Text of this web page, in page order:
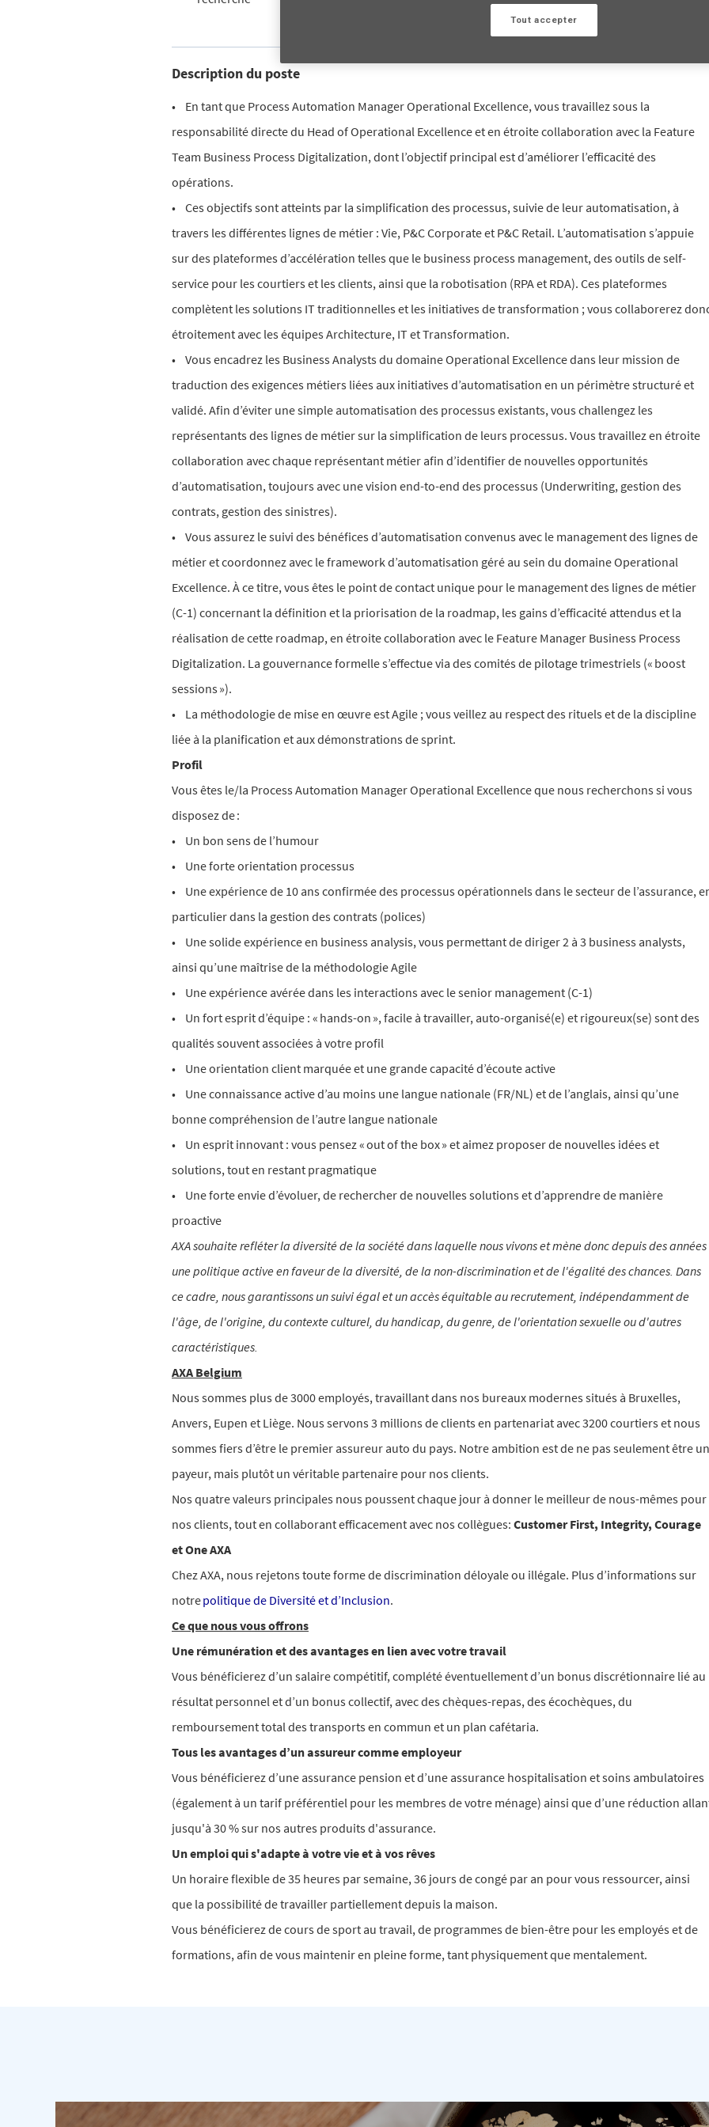
S'inscrire
Description du poste
• En tant que Process Automation Manager Operational Excellence, vous travaillez sous la
responsabilité directe du Head of Operational Excellence et en étroite collaboration avec la Feature
Team Business Process Digitalization, dont l’objectif principal est d’améliorer l’efficacité des
opérations.
• Ces objectifs sont atteints par la simplification des processus, suivie de leur automatisation, à
travers les différentes lignes de métier : Vie, P&C Corporate et P&C Retail. L’automatisation s’appuie
sur des plateformes d’accélération telles que le business process management, des outils de self-
service pour les courtiers et les clients, ainsi que la robotisation (RPA et RDA). Ces plateformes
complètent les solutions IT traditionnelles et les initiatives de transformation ; vous collaborerez
étroitement avec les équipes Architecture, IT et Transformation.
• Vous encadrez les Business Analysts du domaine Operational Excellence dans leur mission de
traduction des exigences métiers liées aux initiatives d’automatisation en un périmètre structuré et
validé. Afin d’éviter une simple automatisation des processus existants, vous challengez les
représentants des lignes de métier sur la simplification de leurs processus. Vous travaillez en étroite
collaboration avec chaque représentant métier afin d’identifier de nouvelles opportunités
d’automatisation, toujours avec une vision end-to-end des processus (Underwriting, gestion des
contrats, gestion des sinistres).
• Vous assurez le suivi des bénéfices d’automatisation convenus avec le management des lignes de
métier et coordonnez avec le framework d’automatisation géré au sein du domaine Operational
Excellence. À ce titre, vous êtes le point de contact unique pour le management des lignes de métier
(C-1) concernant la définition et la priorisation de la roadmap, les gains d’efficacité attendus et la
réalisation de cette roadmap, en étroite collaboration avec le Feature Manager Business Process
Digitalization. La gouvernance formelle s’effectue via des comités de pilotage trimestriels (« boost
sessions »).
• La méthodologie de mise en œuvre est Agile ; vous veillez au respect des rituels et de la discipline
liée à la planification et aux démonstrations de sprint.
Profil
Vous êtes le/la Process Automation Manager Operational Excellence que nous recherchons si vous
disposez de :
• Un bon sens de l’humour
• Une forte orientation processus
• Une expérience de 10 ans confirmée des processus opérationnels dans le secteur de l’assurance,
particulier dans la gestion des contrats (polices)
• Une solide expérience en business analysis, vous permettant de diriger 2 à 3 business analysts,
ainsi qu’une maîtrise de la méthodologie Agile
• Une expérience avérée dans les interactions avec le senior management (C-1)
• Un fort esprit d’équipe : « hands-on », facile à travailler, auto-organisé(e) et rigoureux(se) sont des
qualités souvent associées à votre profil
• Une orientation client marquée et une grande capacité d’écoute active
• Une connaissance active d’au moins une langue nationale (FR/NL) et de l’anglais, ainsi qu’une
bonne compréhension de l’autre langue nationale
• Un esprit innovant : vous pensez « out of the box » et aimez proposer de nouvelles idées et
solutions, tout en restant pragmatique
• Une forte envie d’évoluer, de rechercher de nouvelles solutions et d’apprendre de manière
proactive
AXA souhaite refléter la diversité de la société dans laquelle nous vivons et mène donc depuis des années
une politique active en faveur de la diversité, de la non-discrimination et de l'égalité des chances. Dans
ce cadre, nous garantissons un suivi égal et un accès équitable au recrutement, indépendamment de
l'âge, de l'origine, du contexte culturel, du handicap, du genre, de l'orientation sexuelle ou d'autres
caractéristiques.
AXA Belgium
Nous sommes plus de 3000 employés, travaillant dans nos bureaux modernes situés à Bruxelles,
Anvers, Eupen et Liège. Nous servons 3 millions de clients en partenariat avec 3200 courtiers et nous
sommes fiers d’être le premier assureur auto du pays. Notre ambition est de ne pas seulement être un
payeur, mais plutôt un véritable partenaire pour nos clients.
Nos quatre valeurs principales nous poussent chaque jour à donner le meilleur de nous-mêmes pour
nos clients, tout en collaborant efficacement avec nos collègues: Customer First, Integrity, Courage
etOne AXA
Chez AXA, nous rejetons toute forme de discrimination déloyale ou illégale. Plus d’informations sur
notrepolitique de Diversité et d’Inclusion.
Ce que nous vous offrons
Une rémunération et des avantages en lien avec votre travail
Vous bénéficierez d’un salaire compétitif, complété éventuellement d’un bonus discrétionnaire lié au
résultat personnel et d’un bonus collectif, avec des chèques-repas, des écochèques, du
remboursement total des transports en commun et un plan cafétaria.
Tous les avantages d’un assureur comme employeur
Vous bénéficierez d’une assurance pension et d’une assurance hospitalisation et soins ambulatoires
(également à un tarif préférentiel pour les membres de votre ménage) ainsi que d’une réduction
jusqu'à 30 % sur nos autres produits d'assurance.
Un emploi qui s'adapte à votre vie et à vos rêves
Un horaire flexible de 35 heures par semaine, 36 jours de congé par an pour vous ressourcer, ainsi
que la possibilité de travailler partiellement depuis la maison.
Vous bénéficierez de cours de sport au travail, de programmes de bien-être pour les employés et de
formations, afin de vous maintenir en pleine forme, tant physiquement que mentalement.
Tout accepter